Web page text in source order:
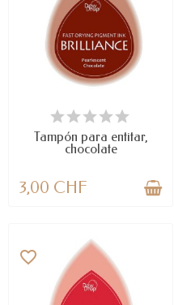
LAST ITEMS IN STOCK
Tampón para entitar,
chocolate
3,00 CHF
favorite_border